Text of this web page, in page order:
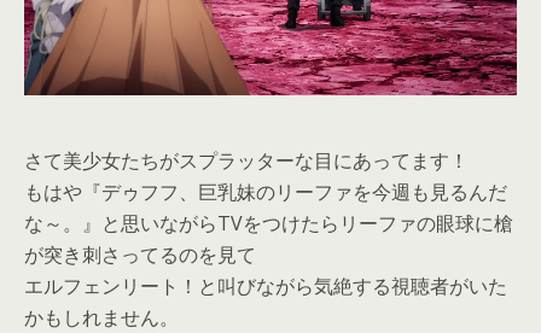
さて美少女たちがスプラッターな目にあってます！
もはや『デゥフフ、巨乳妹のリーファを今週も見るんだ
な～。』と思いながらTVをつけたらリーファの眼球に槍
が突き刺さってるのを見て
エルフェンリート！と叫びながら気絶する視聴者がいた
かもしれません。